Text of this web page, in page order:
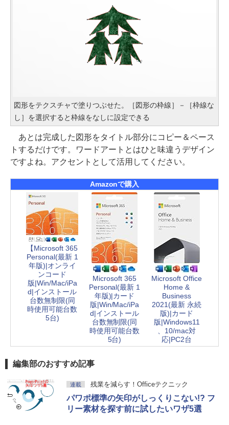
図形をテクスチャで塗りつぶせた。［図形の枠線］－［枠線な
し］を選択すると枠線をなしに設定できる
あとは完成した図形をタイトル部分にコピー＆ペース
トするだけです。ワードアートとはひと味違うデザイン
ですよね。アクセントとして活用してください。
Amazonで購入
【Microsoft 365
Personal(最新 1
年版)|オンライ
ンコード
版|Win/Mac/iPa
d|インストール
台数無制限(同
時使用可能台数
5台)
Microsoft 365
Personal(最新 1
年版)|カード
版|Win/Mac/iPa
d|インストール
台数無制限(同
時使用可能台数
5台)
Microsoft Office
Home &
Business
2021(最新 永続
版)|カード
版|Windows11
、10/mac対
応|PC2台
編集部のおすすめ記事
連載 残業を減らす！Officeテクニック
パワポ標準の矢印がしっくりこない!? フ
リー素材を探す前に試したいワザ5選